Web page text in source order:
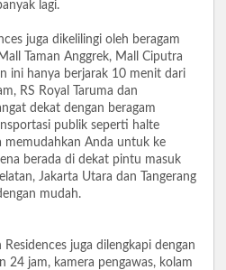
lagi.
juga dikelilingi oleh beragam
Taman Anggrek, Mall Ciputra
ini hanya berjarak 10 menit dari
RS Royal Taruma dan
dekat dengan beragam
publik seperti halte
memudahkan Anda untuk ke
berada di dekat pintu masuk
Jakarta Utara dan Tangerang
mudah.
juga dilengkapi dengan
24 jam, kamera pengawas, kolam